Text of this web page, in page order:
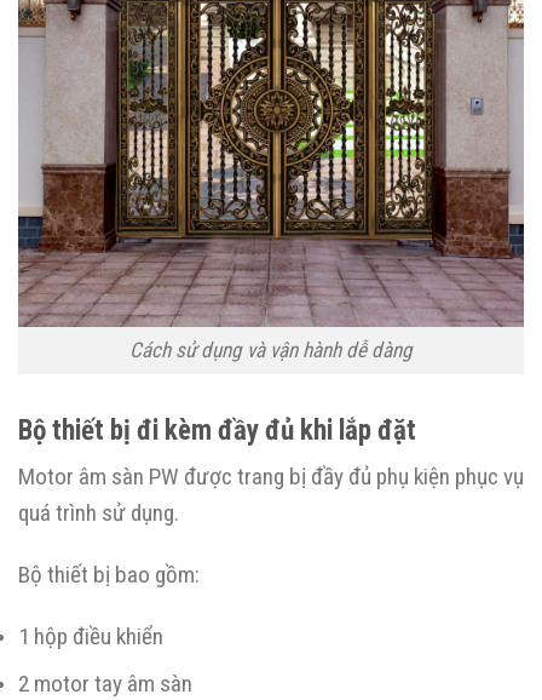
Cách sử dụng và vận hành dễ dàng
Bộ thiết bị đi kèm đầy đủ khi lắp đặt
Motor âm sàn PW được trang bị đầy đủ phụ kiện phục vụ
quá trình sử dụng.
Bộ thiết bị bao gồm:
1 hộp điều khiển
2 motor tay âm sàn